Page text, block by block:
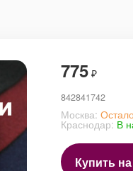
775 ₽
842841742
Москва:
Краснодар: В
Купить на